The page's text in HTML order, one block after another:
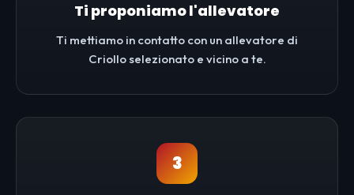
Ti proponiamo l'allevatore
Ti mettiamo in contatto con un allevatore di
Criollo selezionato e vicino a te.
3